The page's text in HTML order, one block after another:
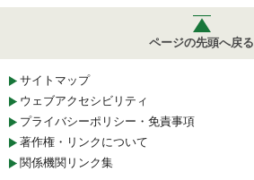
ページの先頭へ戻る
サイトマップ
ウェブアクセシビリティ
プライバシーポリシー・免責事項
著作権・リンクについて
関係機関リンク集